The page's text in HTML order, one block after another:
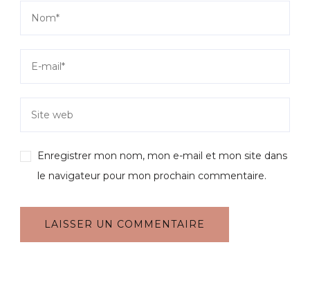
Enregistrer mon nom, mon e-mail et mon site dans
le navigateur pour mon prochain commentaire.